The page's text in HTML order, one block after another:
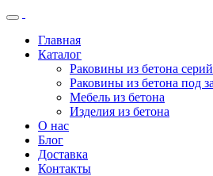
Главная
Каталог
Раковины из бетона
Раковины из бетона под
Мебель из бетона
Изделия из бетона
О нас
Блог
Доставка
Контакты